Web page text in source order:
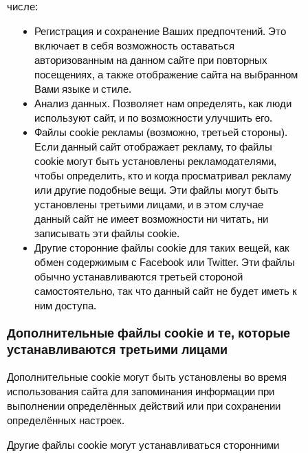
числе:
Регистрация и сохранение Ваших предпочтений. Это
включает в себя возможность оставаться
авторизованным на данном сайте при повторных
посещениях, а также отображение сайта на выбранном
Вами языке и стиле.
Анализ данных. Позволяет нам определять, как люди
используют сайт, и по возможности улучшить его.
Файлы cookie рекламы (возможно, третьей стороны).
Если данный сайт отображает рекламу, то файлы
cookie могут быть установлены рекламодателями,
чтобы определить, кто и когда просматривал рекламу
или другие подобные вещи. Эти файлы могут быть
установлены третьими лицами, и в этом случае
данный сайт не имеет возможности ни читать, ни
записывать эти файлы cookie.
Другие сторонние файлы cookie для таких вещей, как
обмен содержимым с Facebook или Twitter. Эти файлы
обычно устанавливаются третьей стороной
самостоятельно, так что данный сайт не будет иметь к
ним доступа.
Дополнительные файлы cookie и те, которые
устанавливаются третьими лицами
Дополнительные cookie могут быть установлены во время
использования сайта для запоминания информации при
выполнении определённых действий или при сохранении
определённых настроек.
Другие файлы cookie могут устанавливаться сторонними